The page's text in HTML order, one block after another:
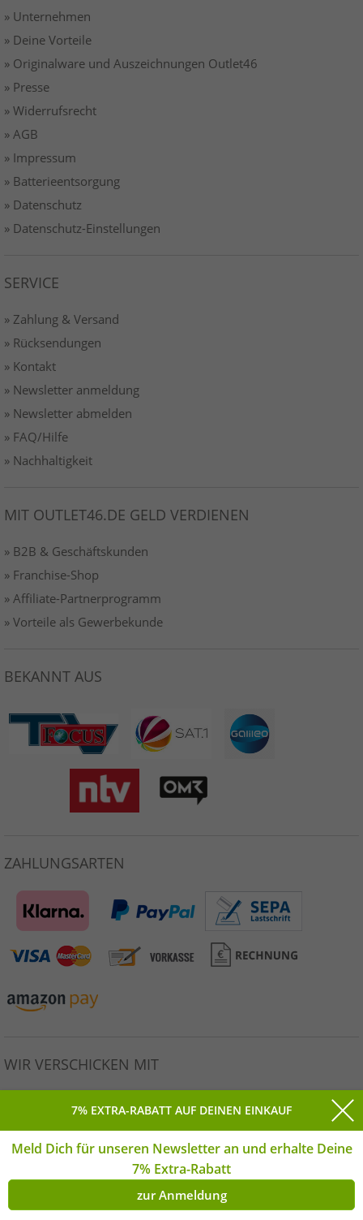
» Unternehmen
» Deine Vorteile
» Originalware und Auszeichnungen Outlet46
» Presse
» Widerrufsrecht
» AGB
» Impressum
» Batterieentsorgung
» Datenschutz
» Datenschutz-Einstellungen
SERVICE
» Zahlung & Versand
» Rücksendungen
» Kontakt
» Newsletter anmeldung
» Newsletter abmelden
» FAQ/Hilfe
» Nachhaltigkeit
MIT OUTLET46.DE GELD VERDIENEN
» B2B & Geschäftskunden
» Franchise-Shop
» Affiliate-Partnerprogramm
» Vorteile als Gewerbekunde
BEKANNT AUS
ZAHLUNGSARTEN
WIR VERSCHICKEN MIT
Alle Preise inkl. gesetzlicher MwSt. * Unverbindliche
Preisempfehlung des Herstellers. | © Copyright 2026
Outlet46.de GmbH Alle Rechte vorbehalten. | **Montag-
Freitag | *(DE)
7% EXTRA-RABATT AUF DEINEN EINKAUF
Meld Dich für unseren Newsletter an und erhalte Deine
7% Extra-Rabatt
zur Anmeldung